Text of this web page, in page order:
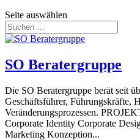
Seite auswählen
SO Beratergruppe
Die SO Beratergruppe berät seit
Geschäftsführer, Führungskräfte,
Veränderungsprozessen.
Corporate Identity Corporate
Marketing Konzeption...